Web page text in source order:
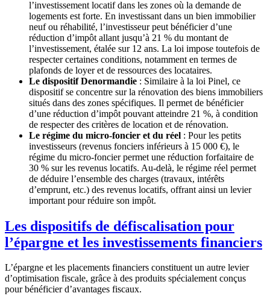
l’investissement locatif dans les zones où la demande de
logements est forte. En investissant dans un bien immobilier
neuf ou réhabilité, l’investisseur peut bénéficier d’une
réduction d’impôt allant jusqu’à 21 % du montant de
l’investissement, étalée sur 12 ans. La loi impose toutefois de
respecter certaines conditions, notamment en termes de
plafonds de loyer et de ressources des locataires.
Le dispositif Denormandie : Similaire à la loi Pinel, ce
dispositif se concentre sur la rénovation des biens immobiliers
situés dans des zones spécifiques. Il permet de bénéficier
d’une réduction d’impôt pouvant atteindre 21 %, à condition
de respecter des critères de location et de rénovation.
Le régime du micro-foncier et du réel : Pour les petits
investisseurs (revenus fonciers inférieurs à 15 000 €), le
régime du micro-foncier permet une réduction forfaitaire de
30 % sur les revenus locatifs. Au-delà, le régime réel permet
de déduire l’ensemble des charges (travaux, intérêts
d’emprunt, etc.) des revenus locatifs, offrant ainsi un levier
important pour réduire son impôt.
Les dispositifs de défiscalisation pour
l’épargne et les investissements financiers
L’épargne et les placements financiers constituent un autre levier
d’optimisation fiscale, grâce à des produits spécialement conçus
pour bénéficier d’avantages fiscaux.